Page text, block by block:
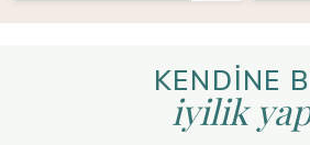
KENDİNE
iyilik